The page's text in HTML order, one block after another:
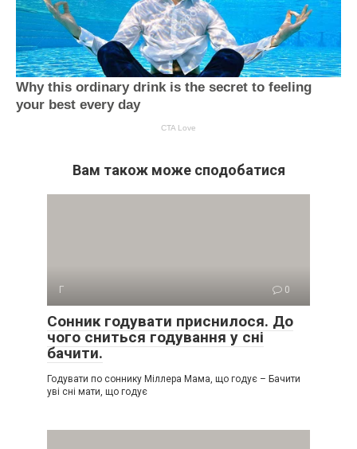
Вам також може сподобатися
Г 0
Сонник годувати приснилося. До
чого сниться годування у сні
бачити.
Годувати по соннику Міллера Мама, що годує – Бачити
уві сні мати, що годує